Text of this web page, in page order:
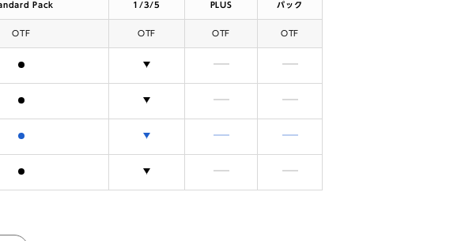
Pack
1/3/5
PLUS
パック
OTF OTF OTF OTF
含まれません 含まれません
含まれません 含まれません
含まれません 含まれません
含まれません 含まれません